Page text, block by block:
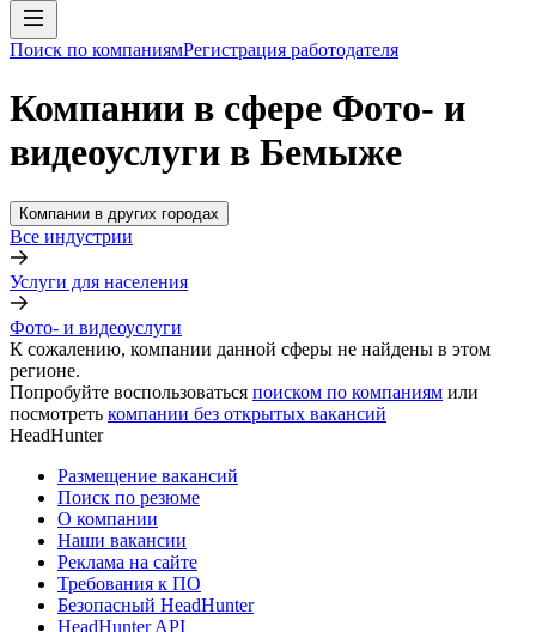
Поиск по компаниямРегистрация работодателя
Компании в сфере Фото- и
видеоуслуги в Бемыже
Компании в других городах
Все индустрии
Услуги для населения
Фото- и видеоуслуги
К сожалению, компании данной сферы не найдены в этом
регионе.
Попробуйте воспользоваться поиском по компаниям или
посмотреть компании без открытых вакансий
HeadHunter
Размещение вакансий
Поиск по резюме
О компании
Наши вакансии
Реклама на сайте
Требования к ПО
Безопасный HeadHunter
HeadHunter API